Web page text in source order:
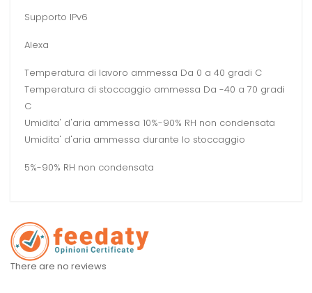
Supporto IPv6
Alexa
Temperatura di lavoro ammessa Da 0 a 40 gradi C
Temperatura di stoccaggio ammessa Da -40 a 70 gradi
C
Umidita' d'aria ammessa 10%-90% RH non condensata
Umidita' d'aria ammessa durante lo stoccaggio
5%-90% RH non condensata
There are no reviews